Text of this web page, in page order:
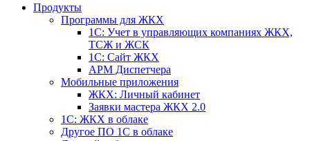
Продукты
Программы для ЖКХ
1С: Учет в управляющих компаниях ЖКХ,
ТСЖ и ЖСК
1С: Сайт ЖКХ
АРМ Диспетчера
Мобильные приложения
ЖКХ: Личный кабинет
Заявки мастера ЖКХ 2.0
1С: ЖКХ в облаке
Другое ПО 1С в облаке